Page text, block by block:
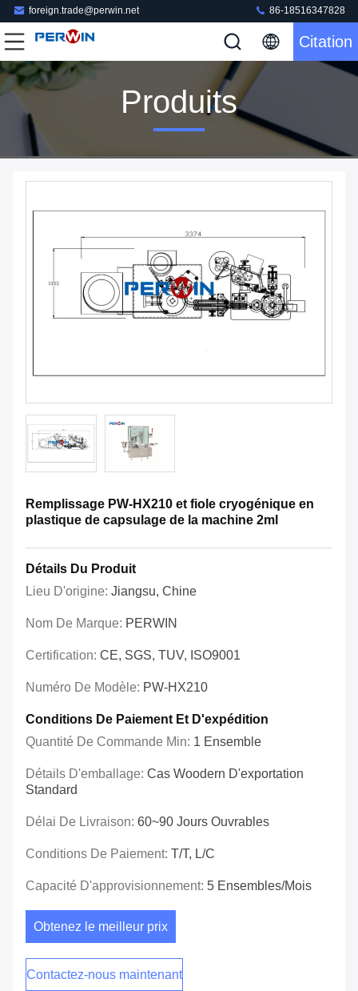
foreign.trade@perwin.net 86-18516347828
Citation
Produits
Remplissage PW-HX210 et fiole cryogénique en
plastique de capsulage de la machine 2ml
Détails Du Produit
Lieu D'origine: Jiangsu, Chine
Nom De Marque: PERWIN
Certification: CE, SGS, TUV, ISO9001
Numéro De Modèle: PW-HX210
Conditions De Paiement Et D'expédition
Quantité De Commande Min: 1 Ensemble
Détails D'emballage: Cas Woodern D'exportation
Standard
Délai De Livraison: 60~90 Jours Ouvrables
Conditions De Paiement: T/T, L/C
Capacité D'approvisionnement: 5 Ensembles/mois
Obtenez le meilleur prix
Contactez-nous maintenant